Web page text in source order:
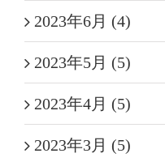
2023年6月 (4)
2023年5月 (5)
2023年4月 (5)
2023年3月 (5)